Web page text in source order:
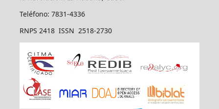
Teléfono: 7831-4336
RNPS 2418 ISSN 2518-2730